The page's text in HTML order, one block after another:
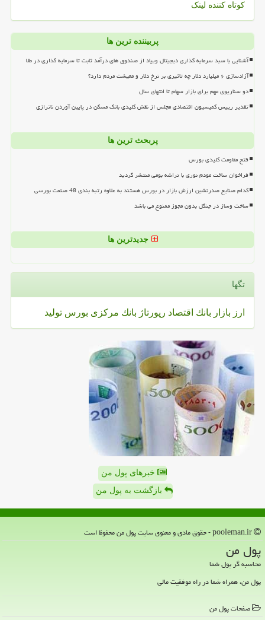
کوتاه کننده لینک
پربیننده ترین ها
آشنایی با سبد سرمایه گذاری دیجیتال ویپاد از صندوق های درآمد ثابت تا سرمایه گذاری در طلا
آزادسازی ۶ میلیارد دلار چه تاثیری بر نرخ دلار و معیشت مردم دارد؟
دو سناریوی مهم برای بازار سهام تا انتهای سال
تقدیر رییس کمیسیون اقتصادی مجلس از نقش کلیدی بانک مسکن در پایین آوردن ناترازی
پربحث ترین ها
فتح مقاومت کلیدی بورس
فراخوان ساخت مودم نوری با تراشه بومی منتشر گردید
کدام صنایع صدرنشین ارزش بازار در بورس هستند به علاوه رتبه بندی 48 صنعت بورسی
ساخت وساز در جنگل بدون مجوز ممنوع می باشد
جدیدترین ها
تگها
ارز بازار بانك اقتصاد رپورتاژ بانك مركزی بورس تولید
خبرهای پول من
بازگشت به پول من
پول من
محاسبه گر پول شما
پول من، همراه شما در راه موفقیت مالی
صفحات پول من